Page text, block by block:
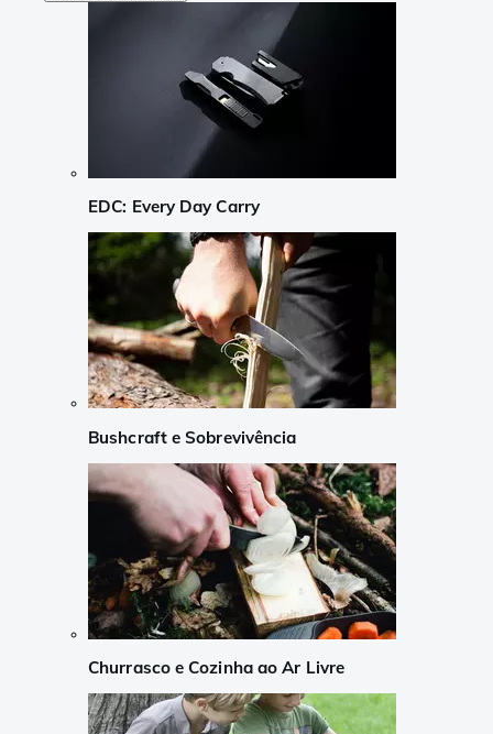
EDC: Every Day Carry
Bushcraft e Sobrevivência
Churrasco e Cozinha ao Ar Livre